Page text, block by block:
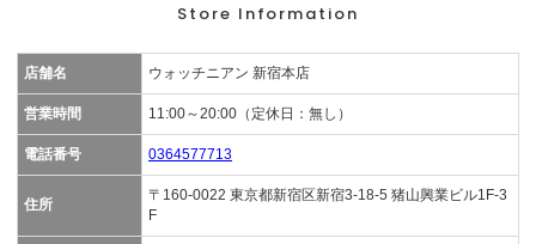
Store Information
店舗名 ウォッチニアン 新宿本店
営業時間 11:00～20:00（定休日：無し）
電話番号 0364577713
住所
〒160-0022 東京都新宿区新宿3-18-5 猪山興業ビル1F-3
F